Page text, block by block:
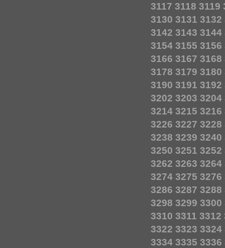
3117 3118 3119
3130 3131 3132
3142 3143 3144
3154 3155 3156
3166 3167 3168
3178 3179 3180
3190 3191 3192
3202 3203 3204
3214 3215 3216
3226 3227 3228
3238 3239 3240
3250 3251 3252
3262 3263 3264
3274 3275 3276
3286 3287 3288
3298 3299 3300
3310 3311 3312
3322 3323 3324
3334 3335 3336